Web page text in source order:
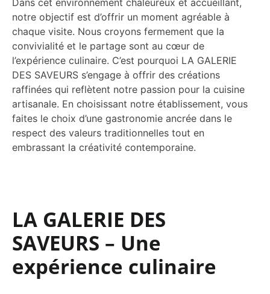
Dans cet environnement chaleureux et accueillant,
notre objectif est d’offrir un moment agréable à
chaque visite. Nous croyons fermement que la
convivialité et le partage sont au cœur de
l’expérience culinaire. C’est pourquoi LA GALERIE
DES SAVEURS s’engage à offrir des créations
raffinées qui reflètent notre passion pour la cuisine
artisanale. En choisissant notre établissement, vous
faites le choix d’une gastronomie ancrée dans le
respect des valeurs traditionnelles tout en
embrassant la créativité contemporaine.
LA GALERIE DES
SAVEURS – Une
expérience culinaire